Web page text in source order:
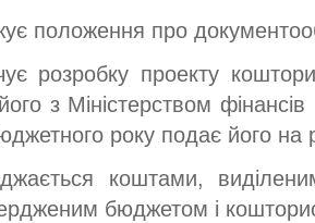
положення про
розробку проекту
з Міністерством
року подає його
коштами,
бюджетом і